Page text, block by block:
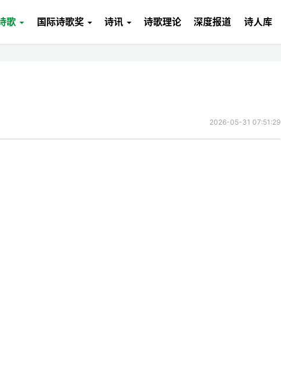
歌 国际诗歌奖 诗讯 诗歌理论 深度报道 诗人库
2026-05-31 07:51:29